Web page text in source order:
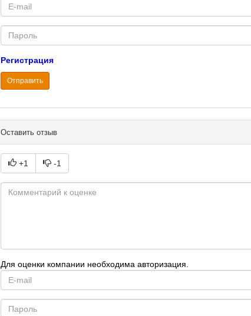
mail
Password
Регистрация
Отправить
Оставить отзыв
+1 -1
Для оценки компании необходима авторизация.
mail
Password